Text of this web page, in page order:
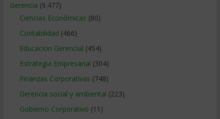
Gerencia (9.477)
Ciencias Económicas (80)
Contabilidad (466)
Educacion Gerencial (454)
Estrategia Empresarial (304)
Finanzas Corporativas (748)
Gerencia social y ambiental (223)
Gobierno Corporativo (11)